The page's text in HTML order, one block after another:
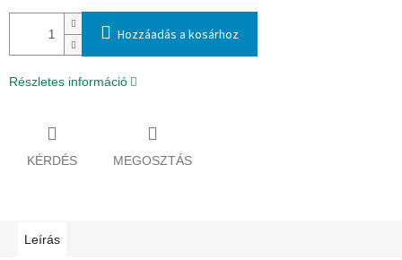
Hozzáadás a kosárhoz
Részletes információ
KÉRDÉS MEGOSZTÁS
Leírás